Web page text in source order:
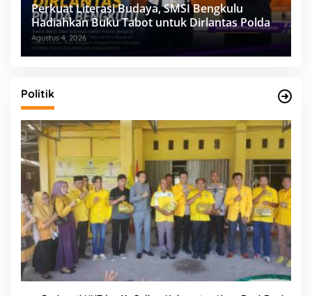
Perkuat Literasi Budaya, SMSI Bengkulu
Hadiahkan Buku Tabot untuk Dirlantas Polda
Agustus 4, 2026
Politik